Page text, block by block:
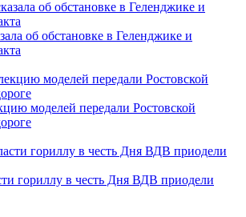
об обстановке в Геленджике и
моделей передали Ростовской
гориллу в честь Дня ВДВ приодели